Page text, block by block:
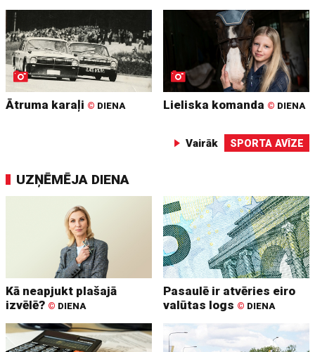
Ātruma karaļi © DIENA Lieliska komanda © DIENA
Vairāk SPORTA AVĪZE
UZŅĒMĒJA DIENA
Kā neapjukt plašajā
izvēlē? © DIENA
Pasaulē ir atvēries eiro
valūtas logs © DIENA